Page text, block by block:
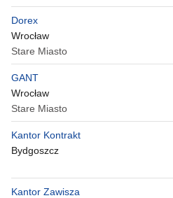
Dorex
Wrocław
Stare Miasto
GANT
Wrocław
Stare Miasto
Kantor Kontrakt
Bydgoszcz
Kantor Zawisza